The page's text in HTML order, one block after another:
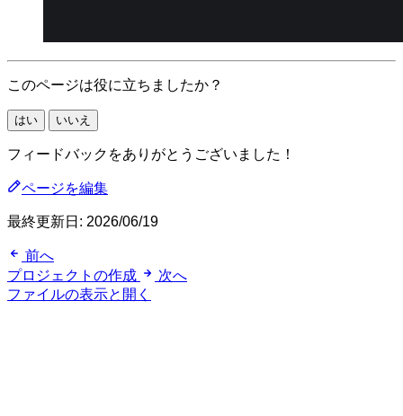
このページは役に立ちましたか？
はい いいえ
フィードバックをありがとうございました！
ページを編集
最終更新日: 2026/06/19
前へ
プロジェクトの作成
次へ
ファイルの表示と開く